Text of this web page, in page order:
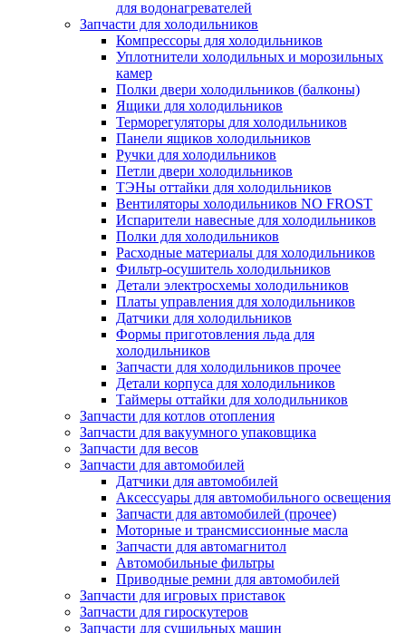
для водонагревателей
Запчасти для холодильников
Компрессоры для холодильников
Уплотнители холодильных и морозильных
камер
Полки двери холодильников (балконы)
Ящики для холодильников
Терморегуляторы для холодильников
Панели ящиков холодильников
Ручки для холодильников
Петли двери холодильников
ТЭНы оттайки для холодильников
Вентиляторы холодильников NO FROST
Испарители навесные для холодильников
Полки для холодильников
Расходные материалы для холодильников
Фильтр-осушитель холодильников
Детали электросхемы холодильников
Платы управления для холодильников
Датчики для холодильников
Формы приготовления льда для
холодильников
Запчасти для холодильников прочее
Детали корпуса для холодильников
Таймеры оттайки для холодильников
Запчасти для котлов отопления
Запчасти для вакуумного упаковщика
Запчасти для весов
Запчасти для автомобилей
Датчики для автомобилей
Аксессуары для автомобильного освещения
Запчасти для автомобилей (прочее)
Моторные и трансмиссионные масла
Запчасти для автомагнитол
Автомобильные фильтры
Приводные ремни для автомобилей
Запчасти для игровых приставок
Запчасти для гироскутеров
Запчасти для сушильных машин